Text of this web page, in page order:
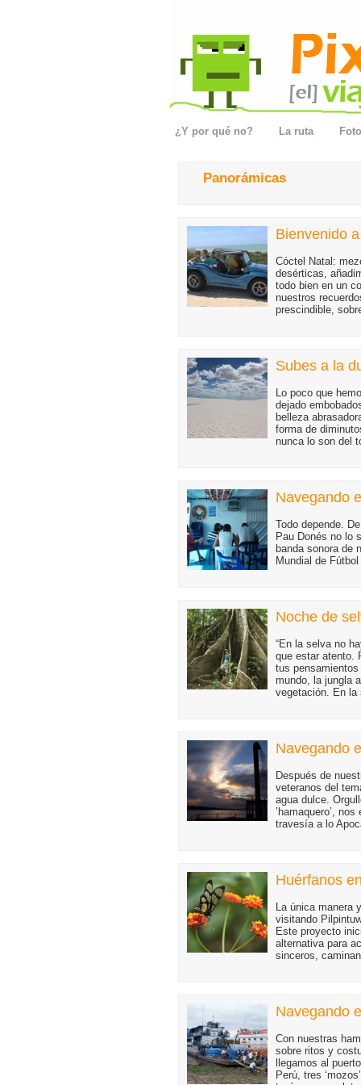
¿Y por qué no? La ruta
Panorámicas
Bienvenido
Cóctel Natal:
desérticas,
todo bien en un
nuestros
prescindible,
Subes a la
Lo poco que
dejado
belleza
forma de
nunca lo son del
Navegando
Todo depende.
Pau Donés no lo
banda sonora de
Mundial de
Noche de
“En la selva no
que estar atento.
tus
mundo, la jungla
vegetación. En
Navegando
Después de
veteranos del
agua dulce.
’hamaquero’,
travesía a lo
Huérfanos
La única manera
visitando
Este proyecto
alternativa para
sinceros,
Navegando
Con nuestras
sobre ritos y
llegamos al
Perú, tres